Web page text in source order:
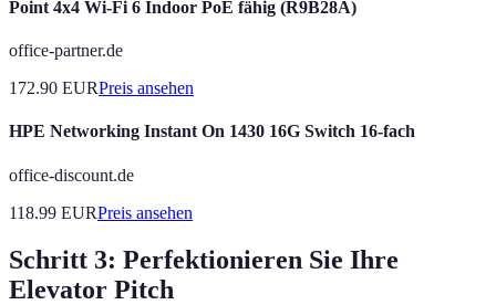
Point 4x4 Wi-Fi 6 Indoor PoE fähig (R9B28A)
office-partner.de
172.90 EURPreis ansehen
HPE Networking Instant On 1430 16G Switch 16-fach
office-discount.de
118.99 EURPreis ansehen
Schritt 3: Perfektionieren Sie Ihre
Elevator Pitch